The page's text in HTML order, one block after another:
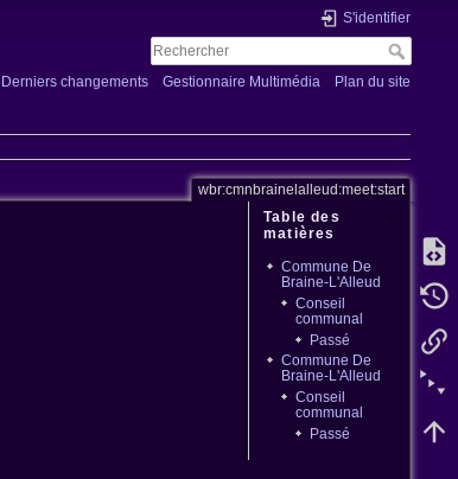
S'identifier
Derniers changements Gestionnaire Multimédia Plan du site
wbr:cmnbrainelalleud:meet:start
Table des
matières
Commune De
Braine-L'Alleud
Conseil
communal
Passé
Commune De
Braine-L'Alleud
Conseil
communal
Passé